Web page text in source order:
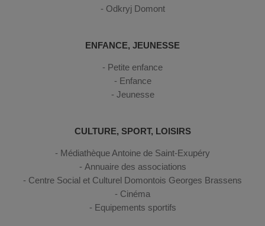
Odkryj Domont
ENFANCE, JEUNESSE
Petite enfance
Enfance
Jeunesse
CULTURE, SPORT, LOISIRS
Médiathèque Antoine de Saint-Exupéry
Annuaire des associations
Centre Social et Culturel Domontois Georges Brassens
Cinéma
Equipements sportifs